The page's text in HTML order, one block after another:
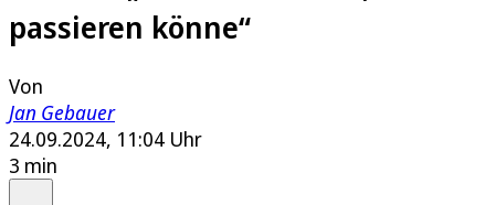
passieren könne“
Von
Jan Gebauer
24.09.2024, 11:04 Uhr
3 min